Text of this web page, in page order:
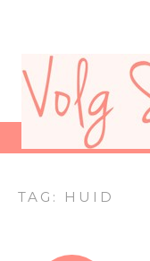
TAG: HUID